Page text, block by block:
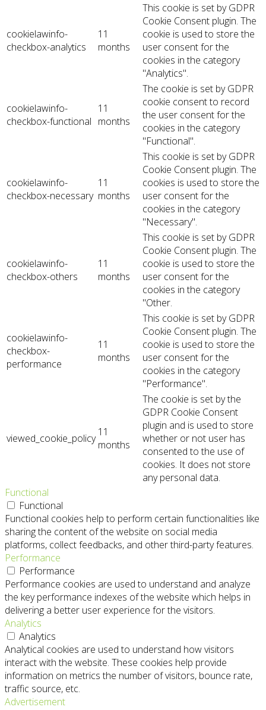
cookielawinfo-
checkbox-analytics
11
months
This cookie is set by GDPR
Cookie Consent plugin. The
cookie is used to store the
user consent for the
cookies in the category
"Analytics".
cookielawinfo-
checkbox-functional
11
months
The cookie is set by GDPR
cookie consent to record
the user consent for the
cookies in the category
"Functional".
cookielawinfo-
checkbox-necessary
11
months
This cookie is set by GDPR
Cookie Consent plugin. The
cookies is used to store the
user consent for the
cookies in the category
"Necessary".
cookielawinfo-
checkbox-others
11
months
This cookie is set by GDPR
Cookie Consent plugin. The
cookie is used to store the
user consent for the
cookies in the category
"Other.
cookielawinfo-
checkbox-
performance
11
months
This cookie is set by GDPR
Cookie Consent plugin. The
cookie is used to store the
user consent for the
cookies in the category
"Performance".
viewed_cookie_policy 11
months
The cookie is set by the
GDPR Cookie Consent
plugin and is used to store
whether or not user has
consented to the use of
cookies. It does not store
any personal data.
Functional
Functional
Functional cookies help to perform certain functionalities like
sharing the content of the website on social media
platforms, collect feedbacks, and other third-party features.
Performance
Performance
Performance cookies are used to understand and analyze
the key performance indexes of the website which helps in
delivering a better user experience for the visitors.
Analytics
Analytics
Analytical cookies are used to understand how visitors
interact with the website. These cookies help provide
information on metrics the number of visitors, bounce rate,
traffic source, etc.
Advertisement